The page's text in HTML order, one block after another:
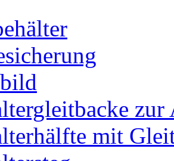
zur
mit